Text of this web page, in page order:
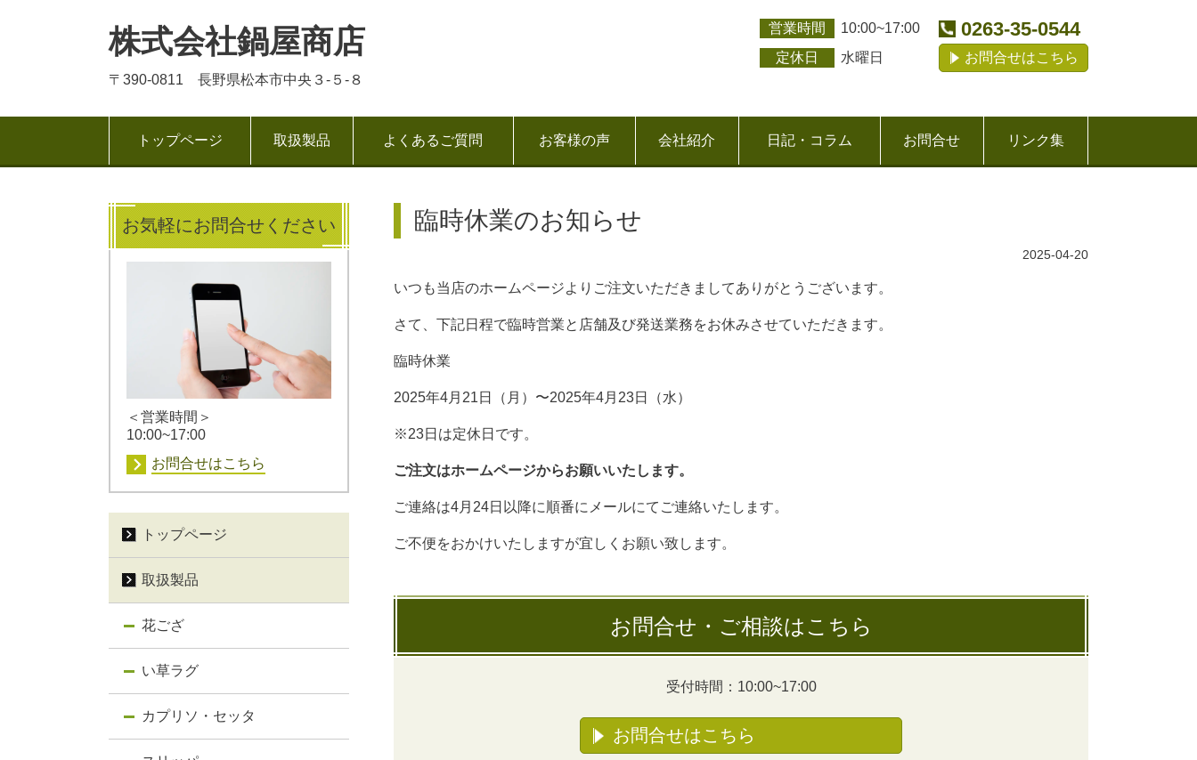
株式会社鍋屋商店
〒390-0811 長野県松本市中央３-５-８
営業時間
10:00~17:00
定休日
水曜日
0263-35-0544
お問合せはこちら
トップページ 取扱製品 よくあるご質問 お客様の声 会社紹介 日記・コラム お問合せ リンク集
臨時休業のお知らせ
2025-04-20
いつも当店のホームページよりご注文いただきましてありがとうございます。
さて、下記日程で臨時営業と店舗及び発送業務をお休みさせていただきます。
臨時休業
2025年4月21日（月）〜2025年4月23日（水）
※23日は定休日です。
ご注文はホームページからお願いいたします。
ご連絡は4月24日以降に順番にメールにてご連絡いたします。
ご不便をおかけいたしますが宜しくお願い致します。
お問合せ・ご相談はこちら
受付時間：10:00~17:00
お問合せはこちら
お気軽にお問合せください
＜営業時間＞
10:00~17:00
お問合せはこちら
トップページ
取扱製品
花ござ
い草ラグ
カプリソ・セッタ